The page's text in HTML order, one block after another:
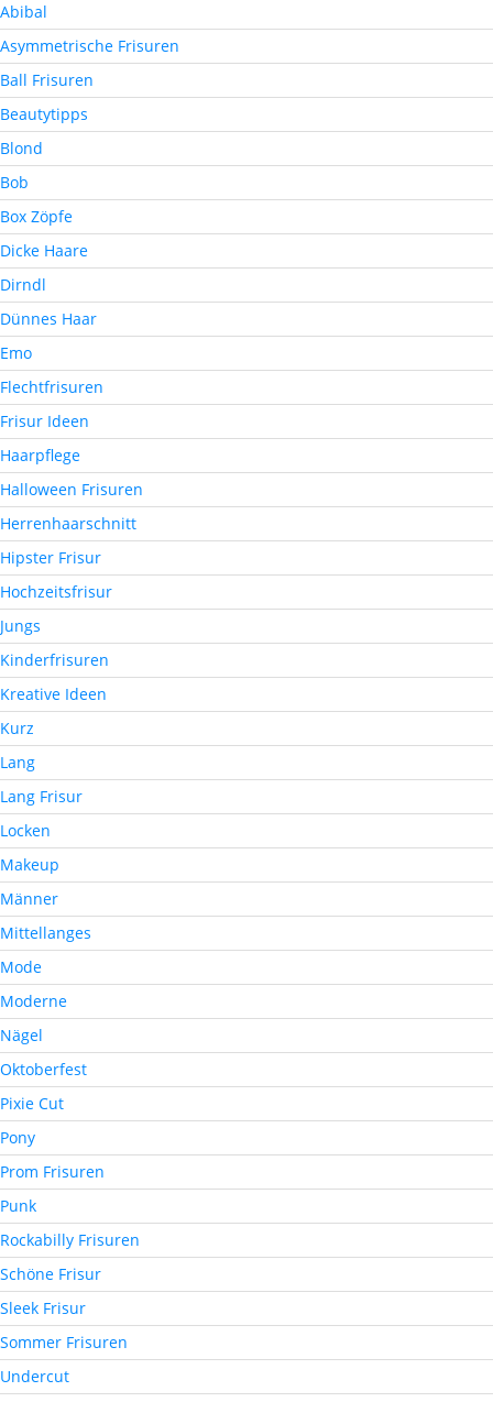
Abibal
Asymmetrische Frisuren
Ball Frisuren
Beautytipps
Blond
Bob
Box Zöpfe
Dicke Haare
Dirndl
Dünnes Haar
Emo
Flechtfrisuren
Frisur Ideen
Haarpflege
Halloween Frisuren
Herrenhaarschnitt
Hipster Frisur
Hochzeitsfrisur
Jungs
Kinderfrisuren
Kreative Ideen
Kurz
Lang
Lang Frisur
Locken
Makeup
Männer
Mittellanges
Mode
Moderne
Nägel
Oktoberfest
Pixie Cut
Pony
Prom Frisuren
Punk
Rockabilly Frisuren
Schöne Frisur
Sleek Frisur
Sommer Frisuren
Undercut